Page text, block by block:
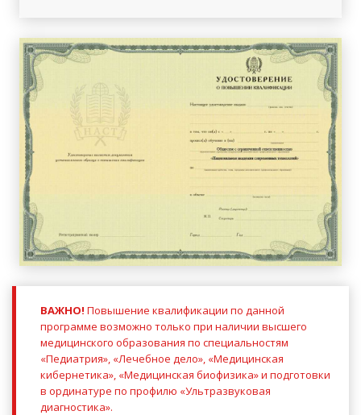
ВАЖНО! Повышение квалификации по данной
программе возможно только при наличии высшего
медицинского образования по специальностям
«Педиатрия», «Лечебное дело», «Медицинская
кибернетика», «Медицинская биофизика» и подготовки
в ординатуре по профилю «Ультразвуковая
диагностика».